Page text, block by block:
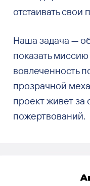
отстаивать свои
Наша задача —
показать
вовлеченность
прозрачной
проект живет за
пожертвований.